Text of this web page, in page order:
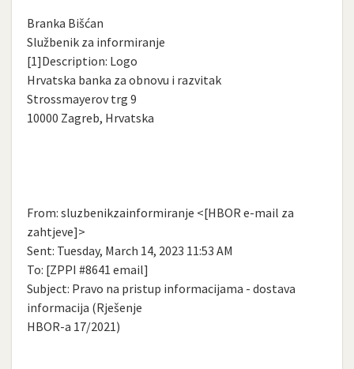
Branka Bišćan
Službenik za informiranje
[1]Description: Logo
Hrvatska banka za obnovu i razvitak
Strossmayerov trg 9
10000 Zagreb, Hrvatska
From: sluzbenikzainformiranje <[HBOR e-mail za
zahtjeve]>
Sent: Tuesday, March 14, 2023 11:53 AM
To: [ZPPI #8641 email]
Subject: Pravo na pristup informacijama - dostava
informacija (Rješenje
HBOR-a 17/2021)